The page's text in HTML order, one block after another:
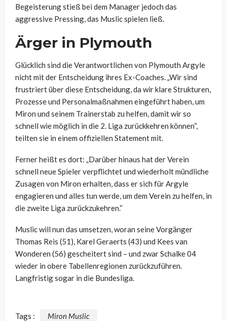
Begeisterung stieß bei dem Manager jedoch das
aggressive Pressing, das Muslic spielen ließ.
Ärger in Plymouth
Glücklich sind die Verantwortlichen von Plymouth Argyle
nicht mit der Entscheidung ihres Ex-Coaches. „Wir sind
frustriert über diese Entscheidung, da wir klare Strukturen,
Prozesse und Personalmaßnahmen eingeführt haben, um
Miron und seinem Trainerstab zu helfen, damit wir so
schnell wie möglich in die 2. Liga zurückkehren können“,
teilten sie in einem offiziellen Statement mit.
Ferner heißt es dort: „Darüber hinaus hat der Verein
schnell neue Spieler verpflichtet und wiederholt mündliche
Zusagen von Miron erhalten, dass er sich für Argyle
engagieren und alles tun werde, um dem Verein zu helfen, in
die zweite Liga zurückzukehren.“
Muslic will nun das umsetzen, woran seine Vorgänger
Thomas Reis (51), Karel Geraerts (43) und Kees van
Wonderen (56) gescheitert sind – und zwar Schalke 04
wieder in obere Tabellenregionen zurückzuführen.
Langfristig sogar in die Bundesliga.
Tags : Miron Muslic